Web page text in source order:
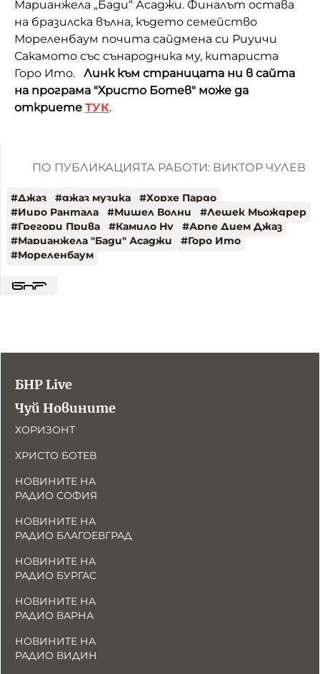
Марианжела „Бади“ Асаджи. Финалът остава
на бразилска вълна, където семейство
Мореленбаум почита сайдмена си Риуичи
Сакамото със сънародника му, китариста
Горо Ито. Линк към страницата ни в сайта
на програма "Христо Ботев" може да
откриете ТУК.
ПО ПУБЛИКАЦИЯТА РАБОТИ: ВИКТОР ЧУЛЕВ
#Джаз #джаз музика #Хорхе Пардо
#Ииро Рантала #Мишел Волни #Лешек Мьождрер
#Грегори Прива #Камило Ну #Арпе Дием Джаз
#Марианжела "Бади" Асаджи #Горо Ито
#Мореленбаум
БНР Live
Чуй Новините
ХОРИЗОНТ
ХРИСТО БОТЕВ
НОВИНИТЕ НА
РАДИО СОФИЯ
НОВИНИТЕ НА
РАДИО БЛАГОЕВГРАД
НОВИНИТЕ НА
РАДИО БУРГАС
НОВИНИТЕ НА
РАДИО ВАРНА
НОВИНИТЕ НА
РАДИО ВИДИН